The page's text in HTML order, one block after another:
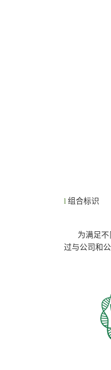
l 组合标识
为满足
过与公司和